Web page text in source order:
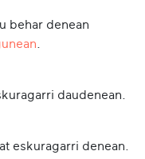
behar denean
daudenean.
eskuragarri denean.